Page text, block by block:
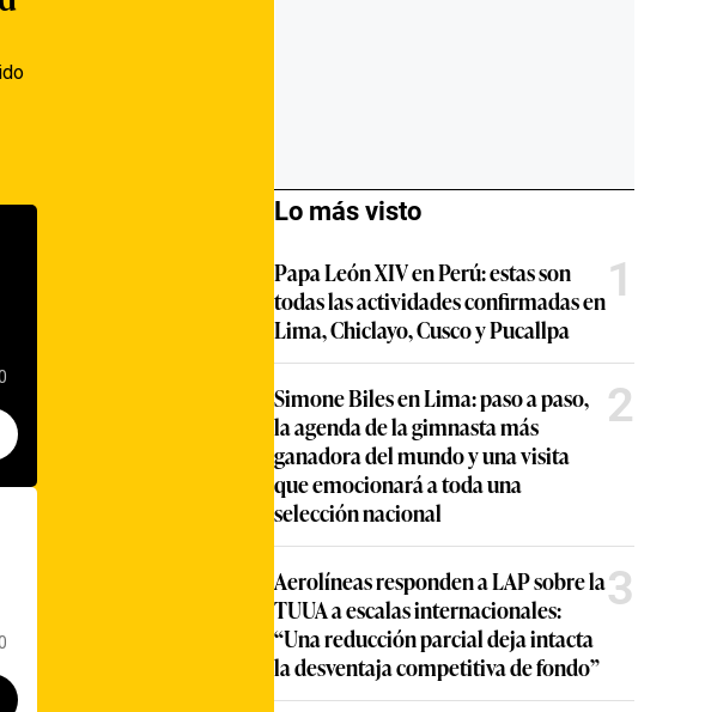
Lo más visto
Papa León XIV en Perú: estas son
todas las actividades confirmadas en
Lima, Chiclayo, Cusco y Pucallpa
1
Simone Biles en Lima: paso a paso,
la agenda de la gimnasta más
ganadora del mundo y una visita
que emocionará a toda una
selección nacional
2
Aerolíneas responden a LAP sobre la
TUUA a escalas internacionales:
“Una reducción parcial deja intacta
la desventaja competitiva de fondo”
3